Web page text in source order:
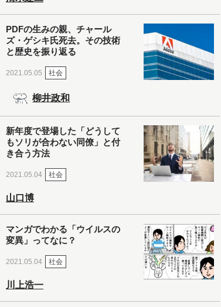
PDFの生みの親、チャール
ズ・ゲシキ氏死去。その技術
と歴史を振り返る
2021.05.05 社会
柳井政和
新年度で登場した「どうして
もソリが合わない同僚」と付
き合う方法
2021.05.04 社会
山口博
マンガでわかる「ウイルスの
変異」ってなに？
2021.05.04 社会
川上浩一